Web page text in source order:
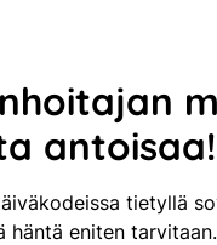
antoisaa!
tietyllä
häntä eniten